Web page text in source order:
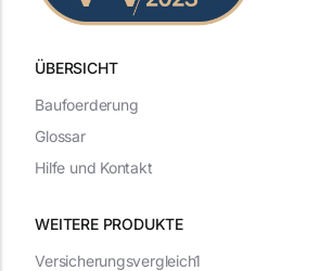
ÜBERSICHT
WEITERE PRODUKTE
Versicherungsvergleich1
Baufoerderung
Glossar
Hilfe und Kontakt